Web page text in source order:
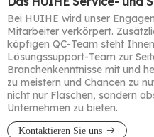
Bei HUIHE wird unser
Mitarbeiter verkörpert.
köpfigen QC-Team steht
Lösungssupport-Team zur
Branchenkenntnisse mit und
zu meistern und Chancen zu
nicht nur Flaschen, sondern
Unternehmen zu bieten.​​​​​​​
Kontaktieren Sie uns